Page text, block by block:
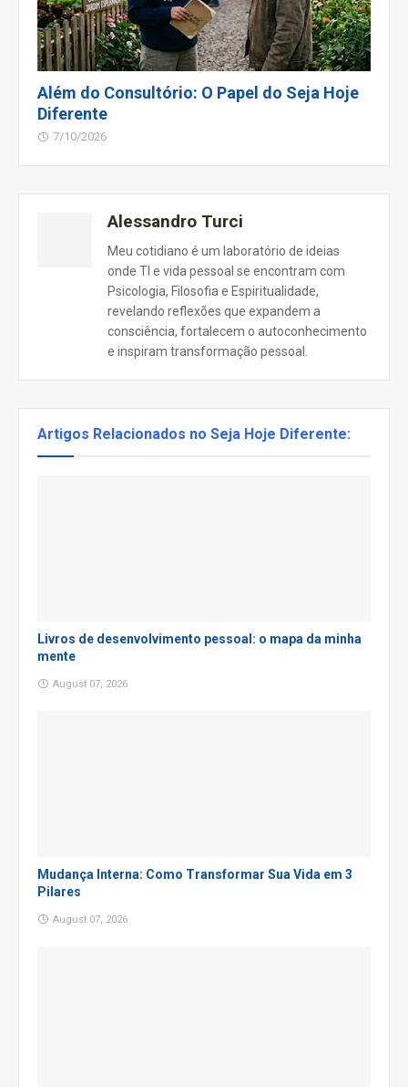
Além do Consultório: O Papel do Seja Hoje
Diferente
7/10/2026
Alessandro Turci
Meu cotidiano é um laboratório de ideias
onde TI e vida pessoal se encontram com
Psicologia, Filosofia e Espiritualidade,
revelando reflexões que expandem a
consciência, fortalecem o autoconhecimento
e inspiram transformação pessoal.
Artigos Relacionados no Seja Hoje Diferente:
Livros de desenvolvimento pessoal: o mapa da minha
mente
August 07, 2026
Mudança Interna: Como Transformar Sua Vida em 3
Pilares
August 07, 2026